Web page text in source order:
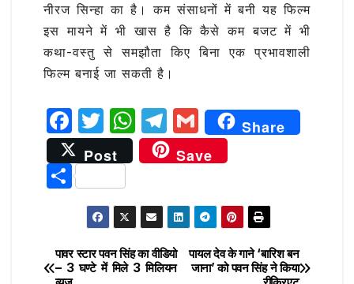
नीरज सिन्हा का है। कम संसाधनों में बनी यह फिल्म
इस मायने में भी खास है कि कैसे कम बजट में भी
कथा-वस्‍तु से समझौता किए बिना एक प्रभावशाली
फिल्‍म बनाई जा सकती है।
F
a
c
e
b
o
o
T
w
it
te
r
W
h
at
A
p
p
T
el
e
ra
m
G
m
ai
Share
Post
Save
S
h
ar
e
Post
पायल देव के गाने ‘बारिश बन
जाना’ को पवन सिंह ने किया
पावर स्टार पवन सिंह का वीडियो
– 3 घण्टे में मिले 3 मिलियन